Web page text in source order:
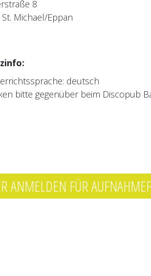
8
Michael/Eppan
deutsch
bitte gegenüber beim Discopub
ANMELDEN FÜR
Zusätzlich leitet sie die vor 8 Jahren
Leitung in Vollzeit-MurX-
Musical „I Feel Love“ der